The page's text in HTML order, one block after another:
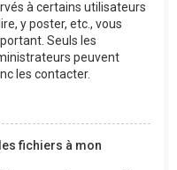
à certains utilisateurs
y poster, etc., vous
Seuls les
peuvent
les contacter.
fichiers à mon